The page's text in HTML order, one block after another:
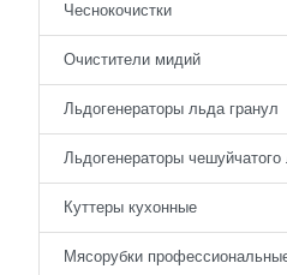
Чеснокочистки
Очистители мидий
Льдогенераторы льда гранул
Льдогенераторы чешуйчатого
Куттеры кухонные
Мясорубки